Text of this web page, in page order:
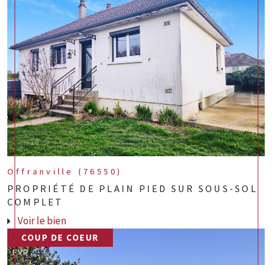
Offranville (76550)
PROPRIÉTÉ DE PLAIN PIED SUR SOUS-SOL
COMPLET
Voir le bien
COUP DE COEUR